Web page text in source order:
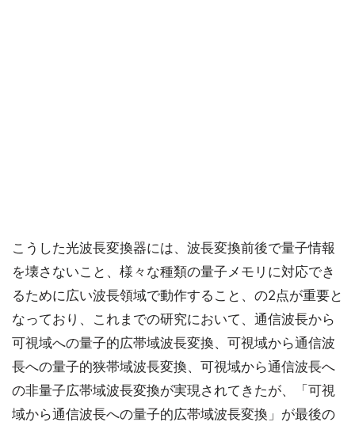
こうした光波長変換器には、波長変換前後で量子情報
を壊さないこと、様々な種類の量子メモリに対応でき
るために広い波長領域で動作すること、の2点が重要と
なっており、これまでの研究において、通信波長から
可視域への量子的広帯域波長変換、可視域から通信波
長への量子的狭帯域波長変換、可視域から通信波長へ
の非量子広帯域波長変換が実現されてきたが、「可視
域から通信波長への量子的広帯域波長変換」が最後の